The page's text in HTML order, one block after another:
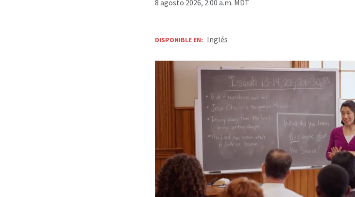
8 agosto 2026, 2:00 a.m. MDT
DISPONIBLE EN: Inglés